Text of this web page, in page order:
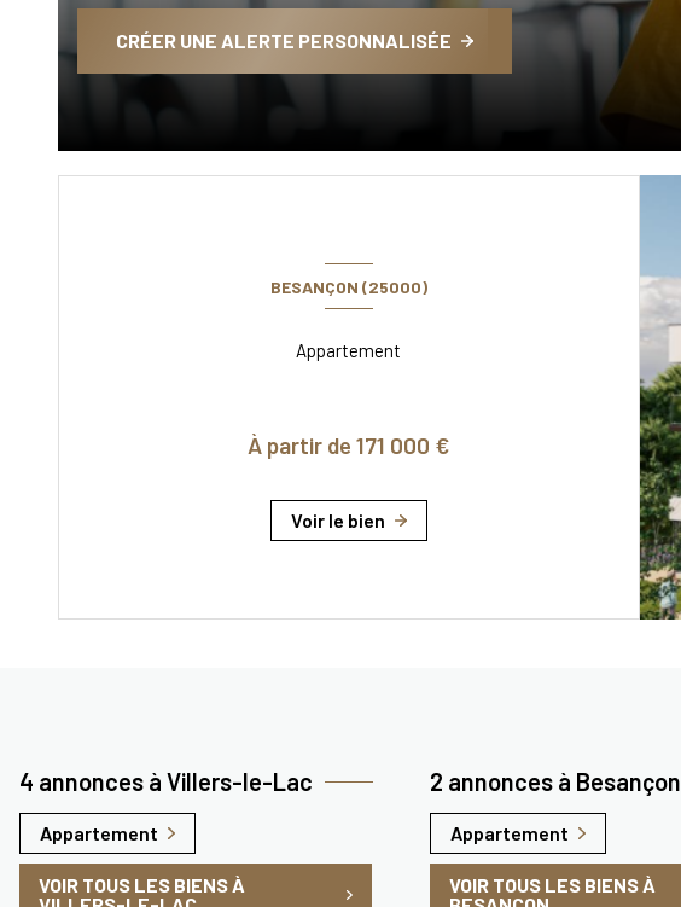
CRÉER UNE ALERTE PERSONNALISÉE
BESANÇON (25000)
Appartement
À partir de 171 000 €
Voir le bien
4 annonces à Villers-le-Lac
Appartement
VOIR TOUS LES BIENS À
2 annonces à Besançon
Appartement
VOIR TOUS LES BIENS À